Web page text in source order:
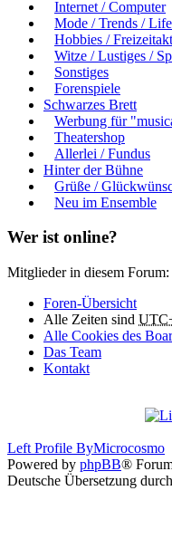
Internet / Computer
Mode / Trends /
Hobbies /
Witze / Lustiges /
Sonstiges
Forenspiele
Schwarzes Brett
Werbung für
Theatershop
Allerlei / Fundus
Hinter der Bühne
Grüße /
Neu im Ensemble
Wer ist online?
Mitglieder in diesem
Foren-Übersicht
Alle Zeiten sind
Alle Cookies des
Das Team
Kontakt
Left Profile ByMicrocosmo
Powered by phpBB®
Deutsche Übersetzung durch